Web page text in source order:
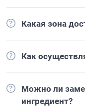
Какая зона
Как
Можно ли
ингредиент?